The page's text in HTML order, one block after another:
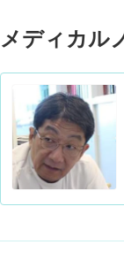
メディカル